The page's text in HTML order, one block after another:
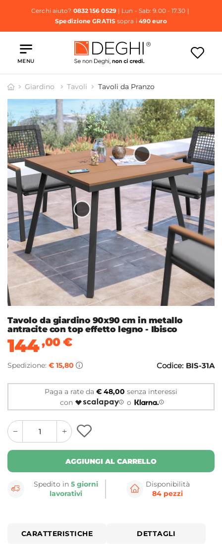
Cerchi aiuto? 0832 156 0529| Lun - Sab: 9.00 - 17.30 |
Spedizione GRATISsopra i 490 euro
MENU
Giardino Tavoli Tavoli da Pranzo
Tavolo da giardino 90x90 cm in metallo
antracite con top effetto legno - Ibisco
144,00€
Spedizione: € 15,80 Codice: BIS-31A
Paga a rate da € 48,00 senza interessi
con
o
quantity
button
quantity
minus
button
AGGIUNGI AL CARRELLO
Spedito in5 giorni
lavorativi
Disponibilità
84 pezzi
CARATTERISTICHE DETTAGLI